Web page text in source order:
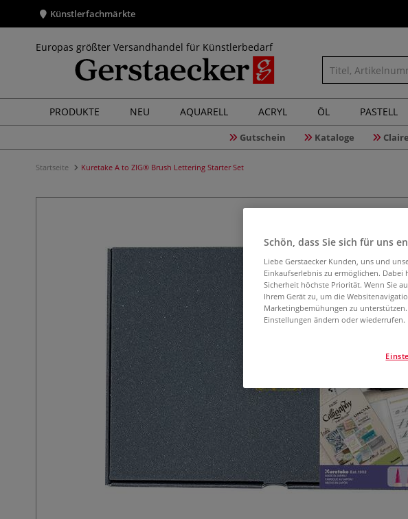
Künstlerfachmärkte
Europas größter Versandhandel für Künstlerbedarf
PRODUKTE NEU AQUARELL ACRYL ÖL PASTELL
Gutschein Kataloge
Startseite Kuretake A to ZIG® Brush Lettering Starter Set
Schön, dass Sie sich für uns
Liebe Gerstaecker Kunden, uns und
Einkaufserlebnis zu ermöglichen.
Sicherheit höchste Priorität. Wenn Sie
Ihrem Gerät zu, um die
Marketingbemühungen zu
Einstellungen ändern oder wiederrufen.